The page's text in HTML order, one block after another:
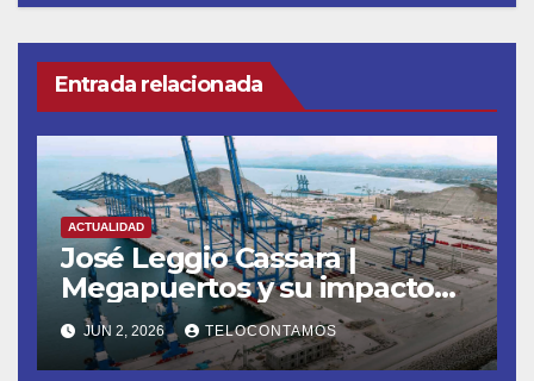
Entrada relacionada
ACTUALIDAD
José Leggio Cassara |
Megapuertos y su impacto
en el turismo y el comercio
global
JUN 2, 2026 TELOCONTAMOS